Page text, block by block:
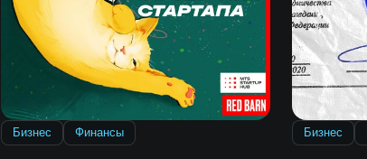
Бизнес Финансы Бизнес